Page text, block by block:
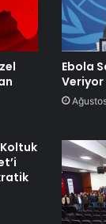
Ebola
Veriyor